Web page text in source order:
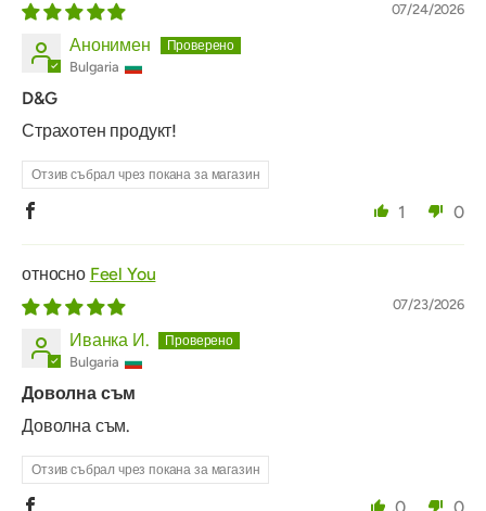
07/24/2026
Анонимен
Bulgaria
D&G
Страхотен продукт!
Отзив събрал чрез покана за магазин
1 0
Feel You
07/23/2026
Иванка И.
Bulgaria
Доволна съм
Доволна съм.
Отзив събрал чрез покана за магазин